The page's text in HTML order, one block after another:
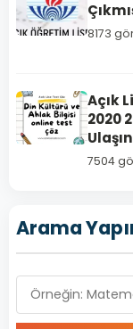
2
Açık
–
2020
Yılı
2.
Dönem
8173
Açık
2020
Ulaşın
7504
Arama